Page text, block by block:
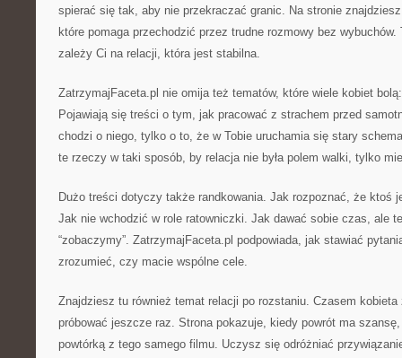
spierać się tak, aby nie przekraczać granic. Na stronie
które pomaga przechodzić przez trudne rozmowy bez
zależy Ci na relacji, która jest stabilna.
ZatrzymajFaceta.pl nie omija też tematów, które wiele kobiet
Pojawiają się treści o tym, jak pracować z strachem przed
chodzi o niego, tylko o to, że w Tobie uruchamia się stary
te rzeczy w taki sposób, by relacja nie była polem walki, tylko
Dużo treści dotyczy także randkowania. Jak rozpoznać, że ktoś
Jak nie wchodzić w role ratowniczki. Jak dawać sobie czas, ale
“zobaczymy”. ZatrzymajFaceta.pl podpowiada, jak stawiać
zrozumieć, czy macie wspólne cele.
Znajdziesz tu również temat relacji po rozstaniu. Czasem
próbować jeszcze raz. Strona pokazuje, kiedy powrót ma
powtórką z tego samego filmu. Uczysz się odróżniać